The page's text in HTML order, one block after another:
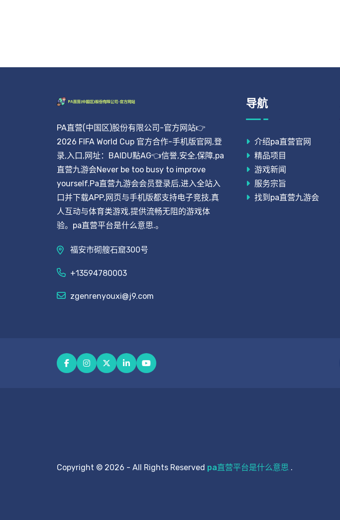
PA直营(中国区)股份有限公司-官方网站👉
2026 FIFA World Cup 官方合作-手机版官网,登
录,入口,网址：BAIDU點AG👈信誉,安全,保障,pa
直营九游会Never be too busy to improve
yourself.Pa直营九游会会员登录后,进入全站入
口并下载APP,网页与手机版都支持电子竞技,真
人互动与体育类游戏,提供流畅无阻的游戏体
验。pa直营平台是什么意思.。
福安市砌艘石窟300号
+13594780003
zgenrenyouxi@j9.com
导航
介绍pa直营官网
精品项目
游戏新闻
服务宗旨
找到pa直营九游会
Copyright © 2026 - All Rights Reserved pa直营平台是什么意思 .